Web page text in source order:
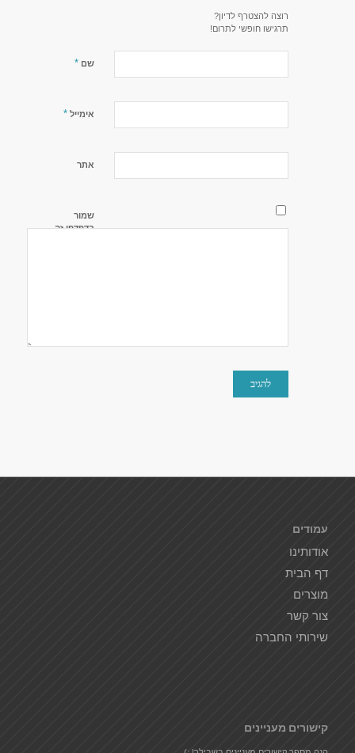
רוצה להצטרף לדיון?
תרגישו חופשי לתרום!
שם *
אימייל *
אתר
שמור
בדפדפן זה
עמודים
אודותינו
דף הבית
מוצרים
צור קשר
שירותי החברה
קישורים מעניינים